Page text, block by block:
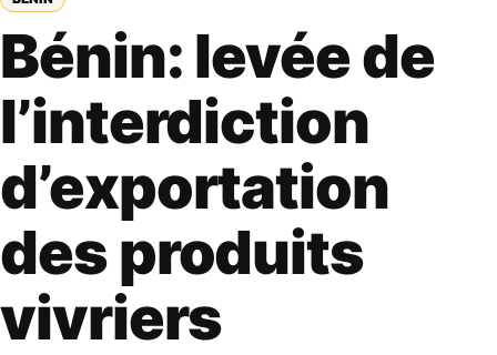
Bénin: levée de
l’interdiction
d’exportation
des produits
vivriers